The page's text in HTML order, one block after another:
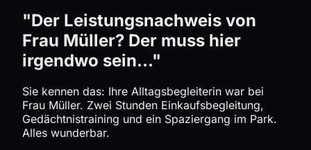
"Der Leistungsnachweis von
Frau Müller? Der muss hier
irgendwo sein..."
Sie kennen das: Ihre Alltagsbegleiterin war bei
Frau Müller. Zwei Stunden Einkaufsbegleitung,
Gedächtnistraining und ein Spaziergang im Park.
Alles wunderbar.